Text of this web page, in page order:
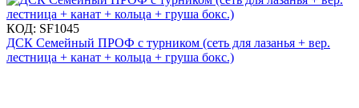
КОД: SF1045
ДСК Семейный ПРОФ с турником (сеть для лазанья + вер.
лестница + канат + кольца + груша бокс.)